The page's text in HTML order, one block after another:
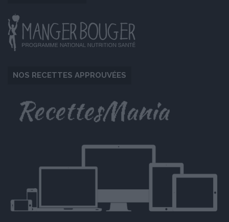
NOS RECETTES APPROUVÉES